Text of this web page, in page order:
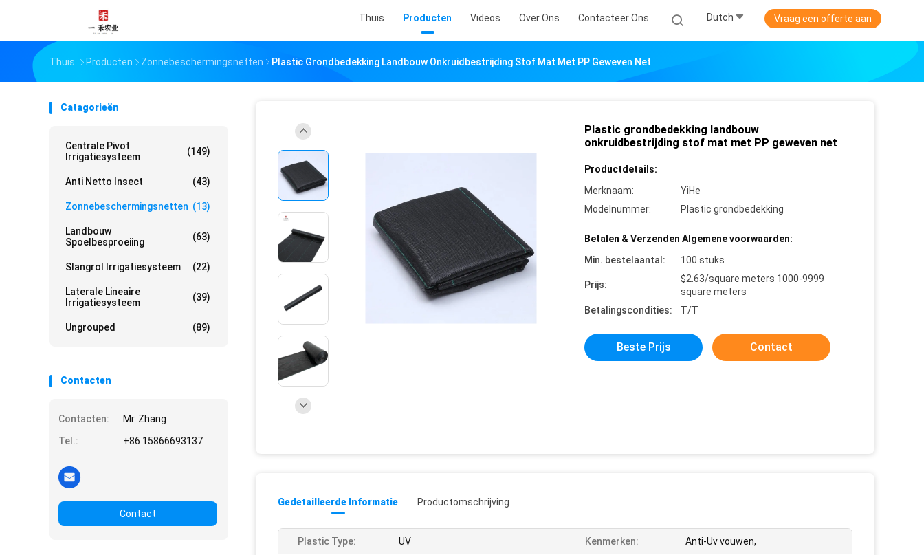
Thuis Producten Videos Over Ons Contacteer Ons Dutch Vraag een offerte aan
Thuis Producten Zonnebeschermingsnetten Plastic Grondbedekking Landbouw Onkruidbestrijding Stof Mat Met PP Geweven Net
Catagorieën
Centrale Pivot
Irrigatiesysteem
(149)
Anti Netto Insect (43)
Zonnebeschermingsnetten (13)
Landbouw
Spoelbesproeiing
(63)
Slangrol Irrigatiesysteem (22)
Laterale Lineaire
Irrigatiesysteem
(39)
Ungrouped (89)
Contacten
Contacten:
Mr. Zhang
Tel.:
+86 15866693137
Contact
Plastic grondbedekking landbouw
onkruidbestrijding stof mat met PP geweven net
Productdetails:
Merknaam:
YiHe
Modelnummer:
Plastic grondbedekking
Betalen & Verzenden Algemene voorwaarden:
Min. bestelaantal:
100 stuks
Prijs:
$2.63/square meters 1000-9999
square meters
Betalingscondities:
T/T
Beste Prijs Contact
Gedetailleerde Informatie Productomschrijving
Plastic Type: UV Kenmerken: Anti-Uv vouwen,